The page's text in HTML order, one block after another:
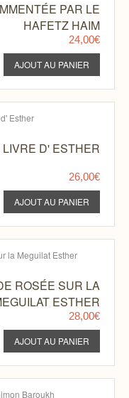
PAR LE
HAFETZ HAIM
24,00€
D' ESTHER
26,00€
ROSÉE SUR LA
ESTHER
28,00€